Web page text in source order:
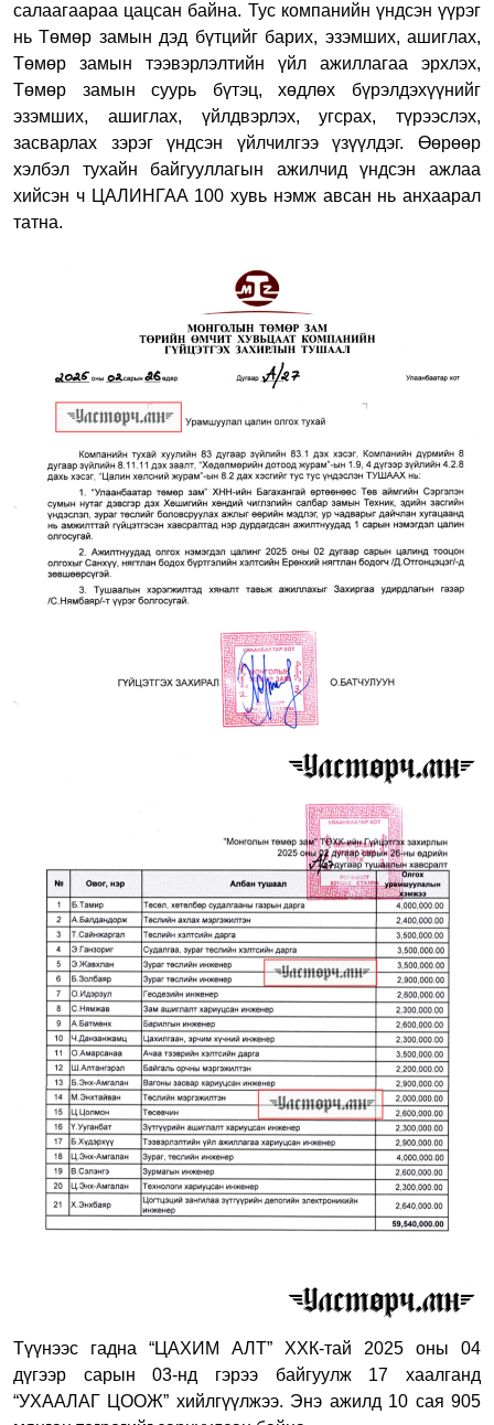
салаагаараа цацсан байна. Тус компанийн үндсэн үүрэг
нь Төмөр замын дэд бүтцийг барих, эзэмших, ашиглах,
Төмөр замын тээвэрлэлтийн үйл ажиллагаа эрхлэх,
Төмөр замын суурь бүтэц, хөдлөх бүрэлдэхүүнийг
эзэмших, ашиглах, үйлдвэрлэх, угсрах, түрээслэх,
засварлах зэрэг үндсэн үйлчилгээ үзүүлдэг. Өөрөөр
хэлбэл тухайн байгууллагын ажилчид үндсэн ажлаа
хийсэн ч ЦАЛИНГАА 100 хувь нэмж авсан нь анхаарал
татна.
Түүнээс гадна “ЦАХИМ АЛТ” ХХК-тай 2025 оны 04
дүгээр сарын 03-нд гэрээ байгуулж 17 хаалганд
“УХААЛАГ ЦООЖ” хийлгүүлжээ. Энэ ажилд 10 сая 905